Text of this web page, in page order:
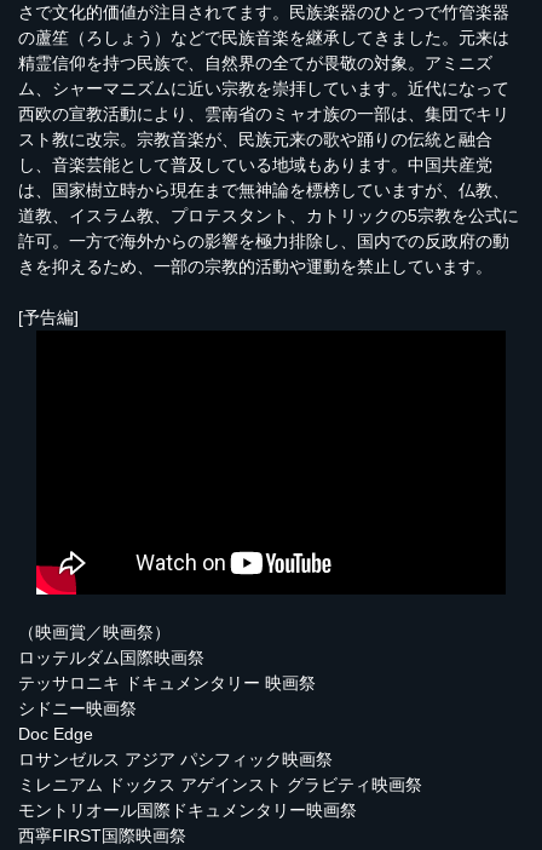
さで文化的価値が注目されてます。民族楽器のひとつで竹管楽器
の蘆笙（ろしょう）などで民族音楽を継承してきました。元来は
精霊信仰を持つ民族で、自然界の全てが畏敬の対象。アミニズ
ム、シャーマニズムに近い宗教を崇拝しています。近代になって
西欧の宣教活動により、雲南省のミャオ族の一部は、集団でキリ
スト教に改宗。宗教音楽が、民族元来の歌や踊りの伝統と融合
し、音楽芸能として普及している地域もあります。中国共産党
は、国家樹立時から現在まで無神論を標榜していますが、仏教、
道教、イスラム教、プロテスタント、カトリックの5宗教を公式に
許可。一方で海外からの影響を極力排除し、国内での反政府の動
きを抑えるため、一部の宗教的活動や運動を禁止しています。
[予告編]
（映画賞／映画祭）
ロッテルダム国際映画祭
テッサロニキ ドキュメンタリー 映画祭
シドニー映画祭
Doc Edge
ロサンゼルス アジア パシフィック映画祭
ミレニアム ドックス アゲインスト グラビティ映画祭
モントリオール国際ドキュメンタリー映画祭
西寧FIRST国際映画祭